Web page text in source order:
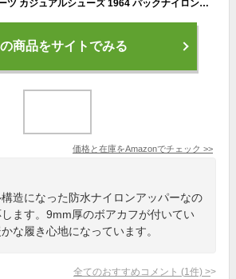
ソレル（SOREL） ブーツ カジュアルシューズ 1964 パックナイロン ウォータープルーフ NM5189 224（キャメル/２８．０/Men's）
商品をサイトでみる
価格と在庫をAmazonでチェック >>
造になった防水ナイロンアッパーなの
ます。9mm厚のボアカフが付いてい
な履き心地になっています。
全てのおすすめコメント (1 件) >